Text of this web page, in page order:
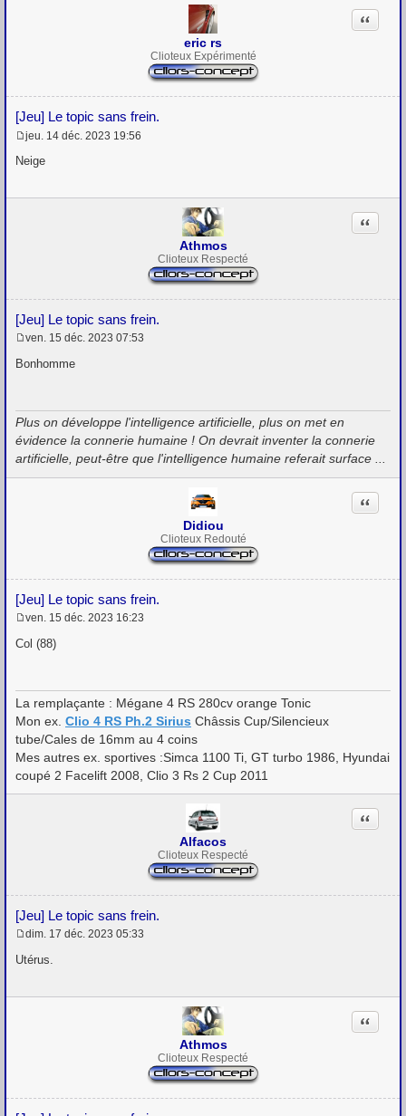
eric rs
Clioteux Expérimenté
[Jeu] Le topic sans frein.
Citation
M
e
a
jeu. 14 déc. 2023 19:56
Neige
Athmos
Clioteux Respecté
[Jeu] Le topic sans frein.
Citation
e
g
e
ven. 15 déc. 2023 07:53
Bonhomme
Plus on développe l'intelligence artificielle, plus on met en
évidence la connerie humaine ! On devrait inventer la connerie
artificielle, peut-être que l'intelligence humaine referait surface ...
Didiou
Clioteux Redouté
[Jeu] Le topic sans frein.
Citation
e
g
e
ven. 15 déc. 2023 16:23
Col (88)
La remplaçante : Mégane 4 RS 280cv orange Tonic
Mon ex. Clio 4 RS Ph.2 Sirius Châssis Cup/Silencieux
tube/Cales de 16mm au 4 coins
Mes autres ex. sportives :Simca 1100 Ti, GT turbo 1986, Hyundai
coupé 2 Facelift 2008, Clio 3 Rs 2 Cup 2011
Alfacos
Clioteux Respecté
[Jeu] Le topic sans frein.
Citation
e
a
dim. 17 déc. 2023 05:33
Utérus.
Athmos
Clioteux Respecté
Citation